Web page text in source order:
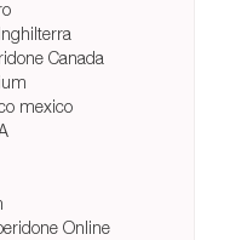
Canada
mexico
Online